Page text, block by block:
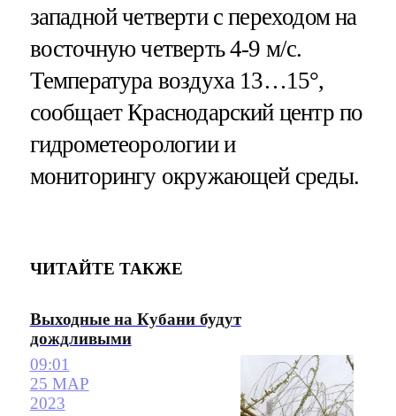
западной четверти с переходом на
восточную четверть 4-9 м/с.
Температура воздуха 13…15°,
сообщает Краснодарский центр по
гидрометеорологии и
мониторингу окружающей среды.
ЧИТАЙТЕ ТАКЖЕ
Выходные на Кубани будут
дождливыми
09:01
25 МАР
2023